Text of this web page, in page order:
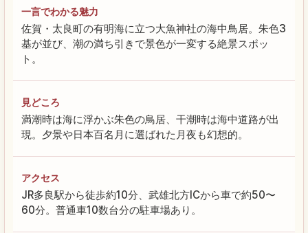
一言でわかる魅力
佐賀・太良町の有明海に立つ大魚神社の海中鳥居。朱色3
基が並び、潮の満ち引きで景色が一変する絶景スポッ
ト。
見どころ
満潮時は海に浮かぶ朱色の鳥居、干潮時は海中道路が出
現。夕景や日本百名月に選ばれた月夜も幻想的。
アクセス
JR多良駅から徒歩約10分、武雄北方ICから車で約50〜
60分。普通車10数台分の駐車場あり。